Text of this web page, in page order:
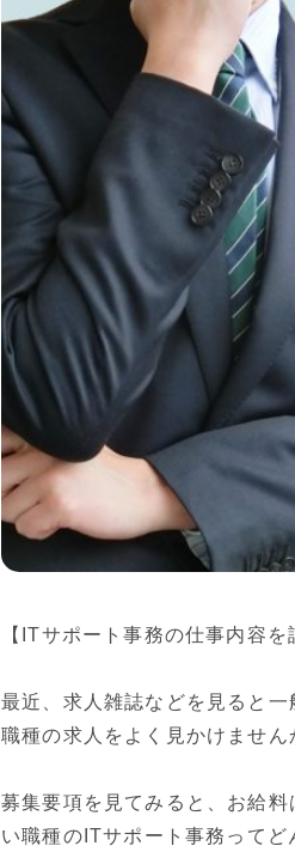
【ITサポート事務の仕事内容を
最近、求人雑誌などを見ると
職種の求人をよく見かけません
募集要項を見てみると、お給
い職種のITサポート事務って